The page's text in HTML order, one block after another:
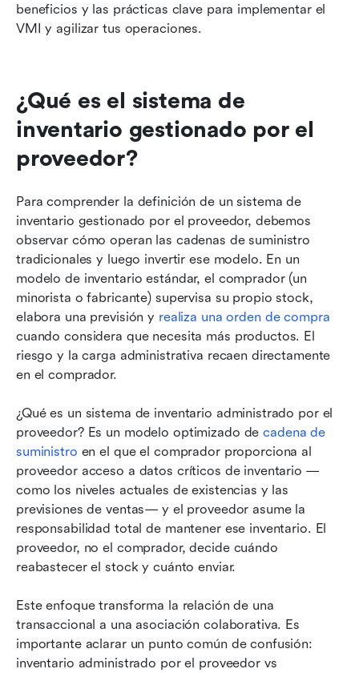
beneficios y las prácticas clave para implementar el
VMI y agilizar tus operaciones.
¿Qué es el sistema de
inventario gestionado por el
proveedor?
Para comprender la definición de un sistema de
inventario gestionado por el proveedor, debemos
observar cómo operan las cadenas de suministro
tradicionales y luego invertir ese modelo. En un
modelo de inventario estándar, el comprador (un
minorista o fabricante) supervisa su propio stock,
elabora una previsión y realiza una orden de compra
cuando considera que necesita más productos. El
riesgo y la carga administrativa recaen directamente
en el comprador.
¿Qué es un sistema de inventario administrado por el
proveedor? Es un modelo optimizado de cadena de
suministro en el que el comprador proporciona al
proveedor acceso a datos críticos de inventario —
como los niveles actuales de existencias y las
previsiones de ventas— y el proveedor asume la
responsabilidad total de mantener ese inventario. El
proveedor, no el comprador, decide cuándo
reabastecer el stock y cuánto enviar.
Este enfoque transforma la relación de una
transaccional a una asociación colaborativa. Es
importante aclarar un punto común de confusión:
inventario administrado por el proveedor vs